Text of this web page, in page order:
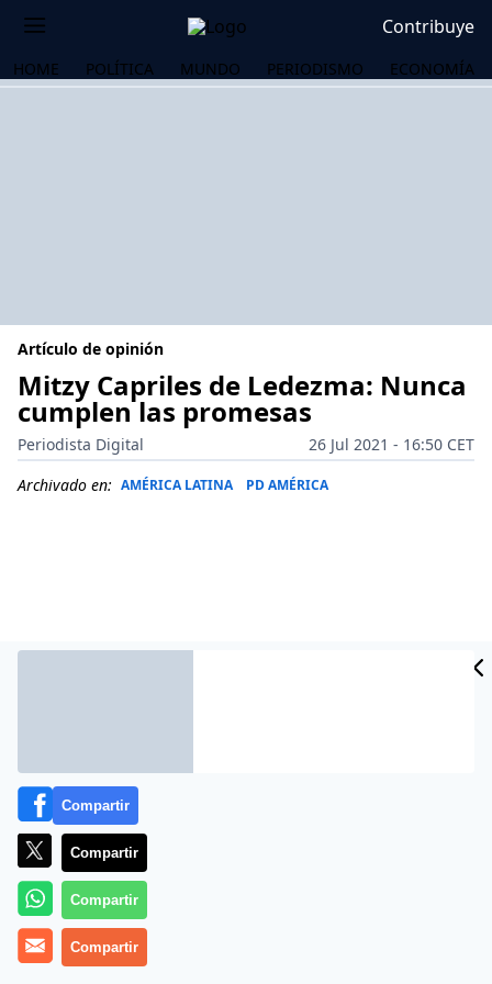
Contribuye
HOME POLÍTICA MUNDO PERIODISMO ECONOMÍA
Artículo de opinión
Mitzy Capriles de Ledezma: Nunca
cumplen las promesas
Periodista Digital
26 Jul 2021 - 16:50 CET
Archivado en: AMÉRICA LATINA PD AMÉRICA
Más información
Compartir
Compartir
Compartir
Compartir